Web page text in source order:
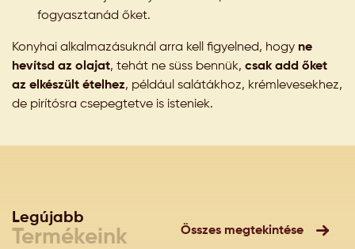
fogyasztanád őket.
Konyhai alkalmazásuknál arra kell figyelned, hogy ne
hevítsd az olajat, tehát ne süss bennük, csak add őket
az elkészült ételhez, például salátákhoz, krémlevesekhez,
de pirítósra csepegtetve is isteniek.
Legújabb
Termékeink Összes megtekintése